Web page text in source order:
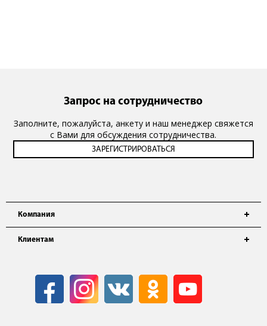
Компания
Клиентам
Запрос на сотрудничество
Заполните, пожалуйста, анкету и наш менеджер свяжется
с Вами для обсуждения сотрудничества.